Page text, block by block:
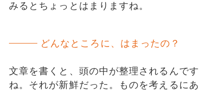
みるとちょっとはまりますね。
どんなところに、はまったの？
文章を書くと、頭の中が整理されるんです
ね。それが新鮮だった。ものを考えるにあ